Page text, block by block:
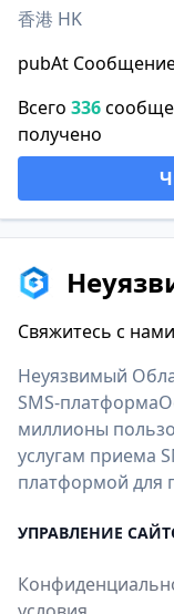
香港 HK
pubAt
Всего 336
получено
Свяжитесь с нами
Неуязвимый
SMS-
миллионы
услугам приема
платформой для
УПРАВЛЕНИЕ